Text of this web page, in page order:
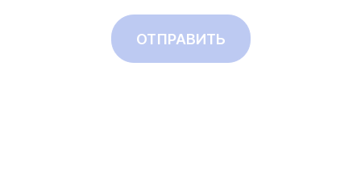
ОТПРАВИТЬ